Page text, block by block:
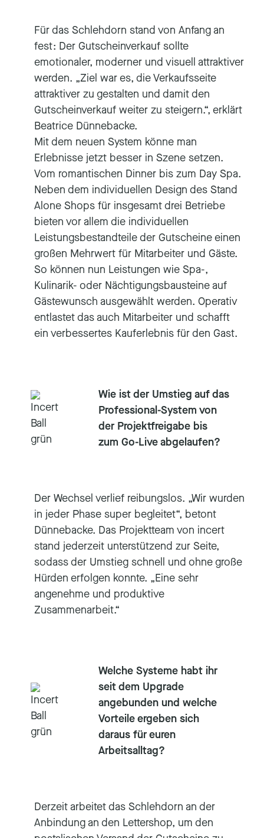
Für das Schlehdorn stand von Anfang an
fest: Der Gutscheinverkauf sollte
emotionaler, moderner und visuell attraktiver
werden. „Ziel war es, die Verkaufsseite
attraktiver zu gestalten und damit den
Gutscheinverkauf weiter zu steigern.“, erklärt
Beatrice Dünnebacke.
Mit dem neuen System könne man
Erlebnisse jetzt besser in Szene setzen.
Vom romantischen Dinner bis zum Day Spa.
Neben dem individuellen Design des Stand
Alone Shops für insgesamt drei Betriebe
bieten vor allem die individuellen
Leistungsbestandteile der Gutscheine einen
großen Mehrwert für Mitarbeiter und Gäste.
So können nun Leistungen wie Spa-,
Kulinarik- oder Nächtigungsbausteine auf
Gästewunsch ausgewählt werden. Operativ
entlastet das auch Mitarbeiter und schafft
ein verbessertes Kauferlebnis für den Gast.
Wie ist der Umstieg auf das
Professional-System von
der Projektfreigabe bis
zum Go-Live abgelaufen?
Der Wechsel verlief reibungslos. „Wir wurden
in jeder Phase super begleitet“, betont
Dünnebacke. Das Projektteam von incert
stand jederzeit unterstützend zur Seite,
sodass der Umstieg schnell und ohne große
Hürden erfolgen konnte. „Eine sehr
angenehme und produktive
Zusammenarbeit.“
Welche Systeme habt ihr
seit dem Upgrade
angebunden und welche
Vorteile ergeben sich
daraus für euren
Arbeitsalltag?
Derzeit arbeitet das Schlehdorn an der
Anbindung an den Lettershop, um den